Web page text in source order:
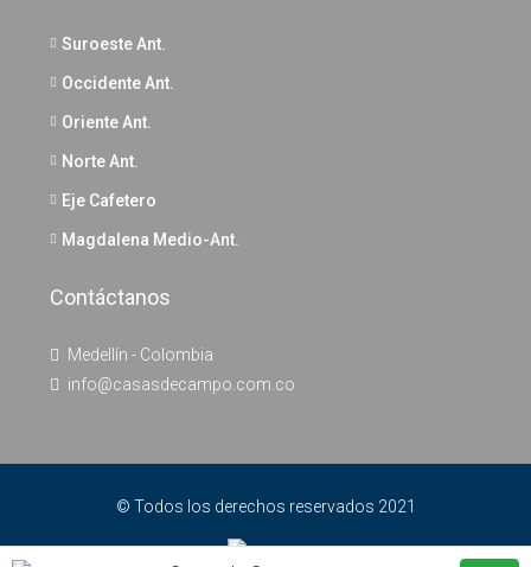
Suroeste Ant.
Occidente Ant.
Oriente Ant.
Norte Ant.
Eje Cafetero
Magdalena Medio-Ant.
Contáctanos
Medellín - Colombia
info@casasdecampo.com.co
© Todos los derechos reservados 2021